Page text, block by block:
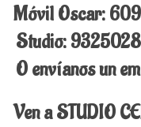
Móvil Oscar:
Studio:
O envíanos un
Ven a STUDIO